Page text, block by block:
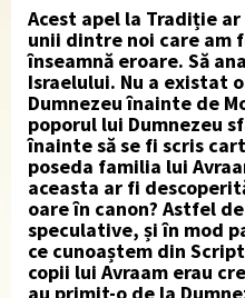
Acest apel la Tradiție
unii dintre noi care am
înseamnă eroare. Să
Israelului. Nu a existat
Dumnezeu înainte de
poporul lui Dumnezeu
înainte să se fi scris
poseda familia lui
aceasta ar fi
oare în canon? Astfel
speculative, și în mod
ce cunoaștem din
copii lui Avraam erau